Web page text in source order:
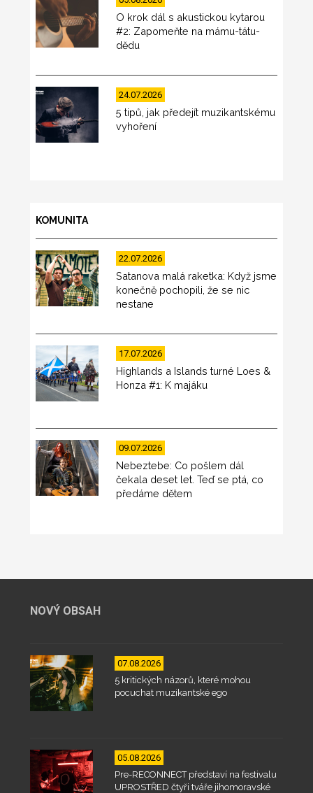
O krok dál s akustickou kytarou
#2: Zapomeňte na mámu-tátu-
dědu
24.07.2026
5 tipů, jak předejít muzikantskému
vyhoření
KOMUNITA
22.07.2026
Satanova malá raketka: Když jsme
konečně pochopili, že se nic
nestane
17.07.2026
Highlands a Islands turné Loes &
Honza #1: K majáku
09.07.2026
Nebeztebe: Co pošlem dál
čekala deset let. Teď se ptá, co
předáme dětem
NOVÝ OBSAH
07.08.2026
5 kritických názorů, které mohou
pocuchat muzikantské ego
05.08.2026
Pre-RECONNECT představí na festivalu
UPROSTŘED čtyři tváře jihomoravské